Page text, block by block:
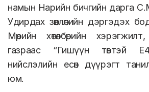
намын Нарийн бичгийн дарга
Удирдах зөвлөлийн дэргэдэх
Мөрийн хөтөлбөрийн
газраас “Гишүүн төвтэй E4
нийслэлийн есөн дүүрэгт
юм.